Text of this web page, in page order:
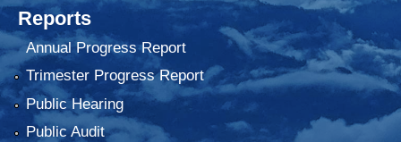
Reports
Annual Progress Report
Trimester Progress Report
Public Hearing
Public Audit